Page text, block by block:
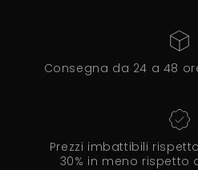
Consegna da 24 a 48
Prezzi imbattibili
30% in meno rispetto